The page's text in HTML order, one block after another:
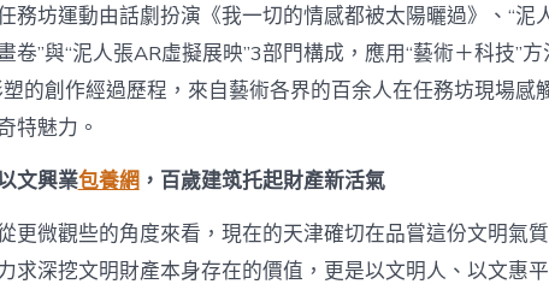
務坊運動由話劇扮演《我一切的情感都被太陽曬過》、“泥
卷”與“泥人張AR虛擬展映”3部門構成，應用“藝術＋科技”
塑的創作經過歷程，來自藝術各界的百余人在任務坊現場感
特魅力。
文興業包養網 ，百歲建筑托起財產新活氣
更微觀些的角度來看，現在的天津確切在品嘗這份文明氣
求深挖文明財產本身存在的價值，更是以文明人、以文惠